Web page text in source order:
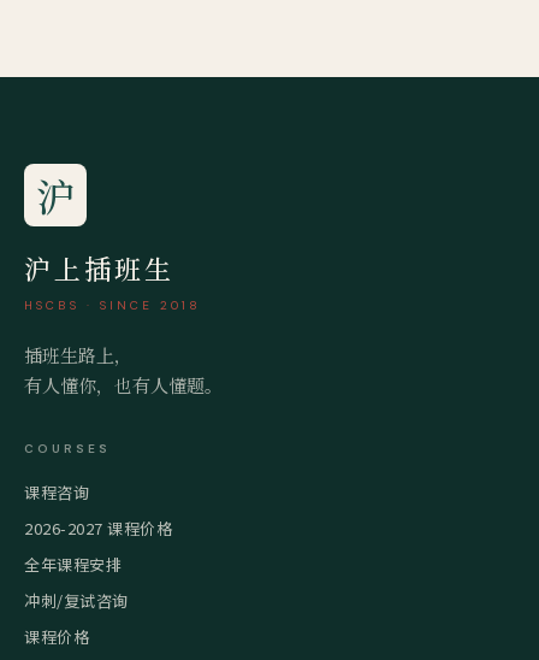
沪
沪上插班生
HSCBS · SINCE 2018
插班生路上，
有人懂你，也有人懂题。
COURSES
课程咨询
2026-2027 课程价格
全年课程安排
冲刺/复试咨询
课程价格